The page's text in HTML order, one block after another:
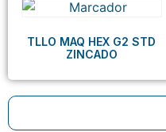
TLLO MAQ HEX G2 STD
ZINCADO